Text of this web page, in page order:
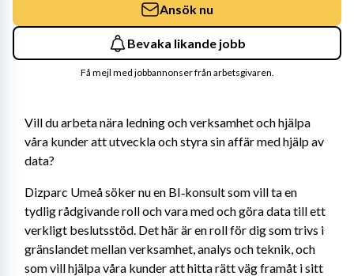
Vill du arbeta nära ledning och verksamhet och hjälpa
våra kunder att utveckla och styra sin affär med hjälp av
data?
Dizparc Umeå söker nu en BI‑konsult som vill ta en
tydlig rådgivande roll och vara med och göra data till ett
verkligt beslutsstöd. Det här är en roll för dig som trivs i
gränslandet mellan verksamhet, analys och teknik, och
som vill hjälpa våra kunder att hitta rätt väg framåt i sitt
Ansök nu
Bevaka likande jobb
Få mejl med jobbannonser från arbetsgivaren.